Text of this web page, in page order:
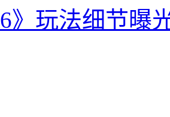
》玩法细节